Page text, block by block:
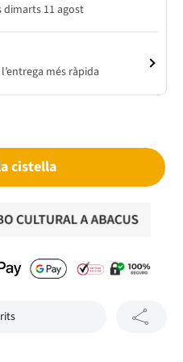
dimarts 11 agost
més ràpida
cistella